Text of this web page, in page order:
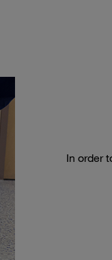
In order